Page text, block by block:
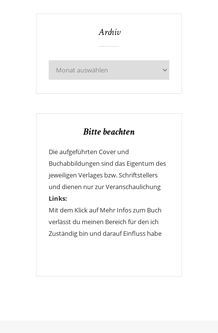
Archiv
Bitte beachten
Die aufgeführten Cover und
Buchabbildungen sind das Eigentum des
jeweiligen Verlages bzw. Schriftstellers
und dienen nur zur Veranschaulichung
Links:
Mit dem Klick auf Mehr Infos zum Buch
verlässt du meinen Bereich für den ich
Zuständig bin und darauf Einfluss habe